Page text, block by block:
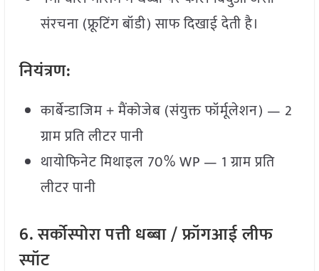
संरचना (फ्रूटिंग बॉडी) साफ दिखाई देती है।
नियंत्रण:
कार्बेन्डाजिम + मैंकोजेब (संयुक्त फॉर्मूलेशन) — 2
ग्राम प्रति लीटर पानी
थायोफिनेट मिथाइल 70% WP — 1 ग्राम प्रति
लीटर पानी
6.सर्कोस्पोरापत्तीधब्बा /फ्रॉगआईलीफ
स्पॉट